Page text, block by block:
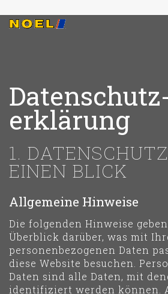
Datenschutz­
erklärung
1.
EINEN BLICK
Allgemeine Hinweise
Die folgenden Hinweise
Überblick darüber, was mit
personenbezogenen Daten
diese Website besuchen.
Daten sind alle Daten, mit
identifiziert werden können.